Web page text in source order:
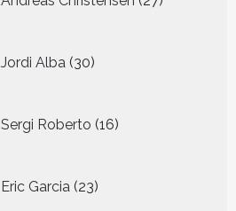
producten
Jordi Alba 30
producten
Sergi Roberto 16
producten
Eric Garcia 23
producten